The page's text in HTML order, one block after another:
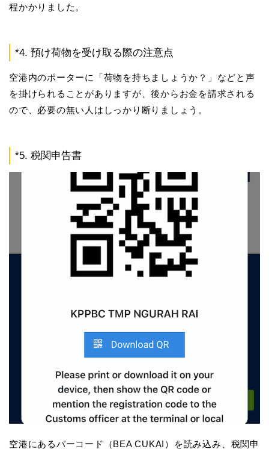
程かかりました。
*4. 預け荷物を受け取る際の注意点
空港内のポーターに「荷物を持ちましょうか？」などと声
を掛けられることがありますが、後からお金を請求される
ので、必要の無い人はしっかり断りましょう。
*5. 税関申告書
空港にあるバーコード（BEA CUKAI）を読み込み、税関申